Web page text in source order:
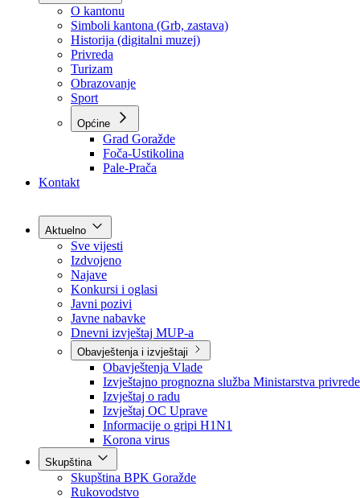
Značajni dokumenti
O kantonu
O kantonu
Simboli kantona (Grb, zastava)
Historija (digitalni muzej)
Privreda
Turizam
Obrazovanje
Sport
Općine
Kontakt
Aktuelno
Sve vijesti
Izdvojeno
Najave
Konkursi i oglasi
Javni pozivi
Javne nabavke
Dnevni izvještaj MUP-a
Obavještenja i izvještaji
Obavještenja Vlade
Izvještajno prognozna služba Ministarstva privrede
Izvještaj o radu
Izvještaj OC Uprave
Informacije o gripi H1N1
Korona virus